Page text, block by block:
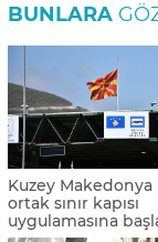
BUNLARA
Kuzey Makedonya
ortak sınır kapısı
uygulamasına